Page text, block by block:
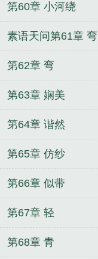
第60章 小河绕
素语天问第61章 弯
第62章 弯
第63章 娴美
第64章 谐然
第65章 仿纱
第66章 似带
第67章 轻
第68章 青